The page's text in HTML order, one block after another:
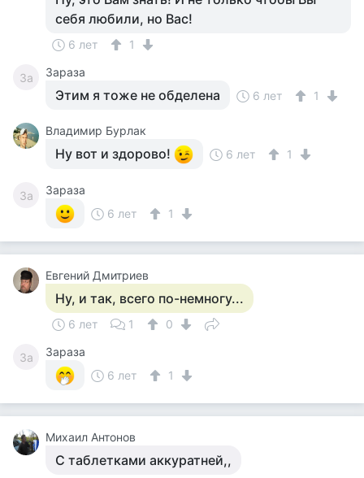
себя любили, но Вас!
6 лет 1
За Зараза
Этим я тоже не обделена 6 лет 1
Владимир Бурлак
Ну вот и здорово! 6 лет 1
За
Зараза
6 лет
1
Евгений Дмитриев
Ну, и так, всего по-немногу...
6 лет 1 0
За
Зараза
6 лет
1
Михаил Антонов
С таблетками аккуратней,,